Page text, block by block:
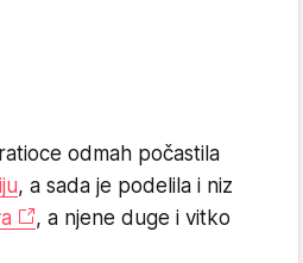
odmah počastila
, a sada je podelila i niz
, a njene duge i vitko